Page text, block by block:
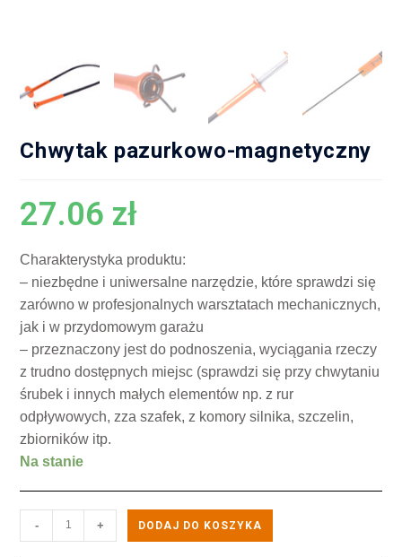
Chwytak pazurkowo-magnetyczny
27.06 zł
Charakterystyka produktu:
– niezbędne i uniwersalne narzędzie, które sprawdzi się
zarówno w profesjonalnych warsztatach mechanicznych,
jak i w przydomowym garażu
– przeznaczony jest do podnoszenia, wyciągania rzeczy
z trudno dostępnych miejsc (sprawdzi się przy chwytaniu
śrubek i innych małych elementów np. z rur
odpływowych, zza szafek, z komory silnika, szczelin,
zbiorników itp.
Na stanie
- + DODAJ DO KOSZYKA